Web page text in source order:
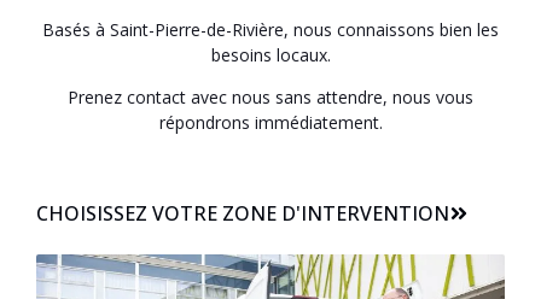
Basés à Saint-Pierre-de-Rivière, nous connaissons bien les
besoins locaux.
Prenez contact avec nous sans attendre, nous vous
répondrons immédiatement.
CHOISISSEZ VOTRE ZONE D'INTERVENTION